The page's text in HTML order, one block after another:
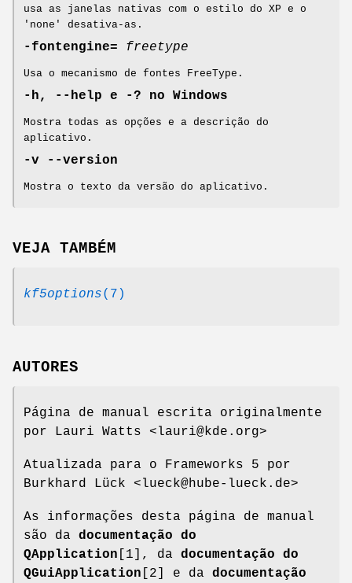
usa as janelas nativas com o estilo do XP e o
'none' desativa-as.
-fontengine= freetype
Usa o mecanismo de fontes FreeType.
-h, --help e -? no Windows
Mostra todas as opções e a descrição do
aplicativo.
-v --version
Mostra o texto da versão do aplicativo.
VEJA TAMBÉM
kf5options(7)
AUTORES
Página de manual escrita originalmente
por Lauri Watts <lauri@kde.org>
Atualizada para o Frameworks 5 por
Burkhard Lück <lueck@hube-lueck.de>
As informações desta página de manual
são da documentação do
QApplication [1], da documentação do
QGuiApplication [2] e da documentação